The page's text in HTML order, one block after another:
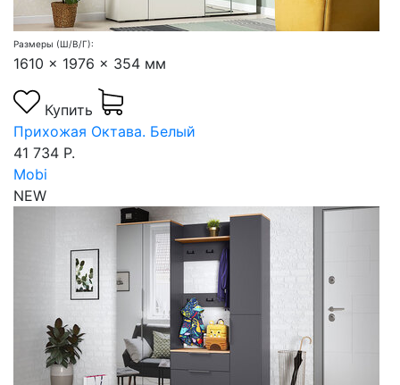
Размеры (Ш/В/Г):
1610 x 1976 x 354 мм
Купить
Прихожая Октава. Белый
41 734 Р.
Mobi
NEW